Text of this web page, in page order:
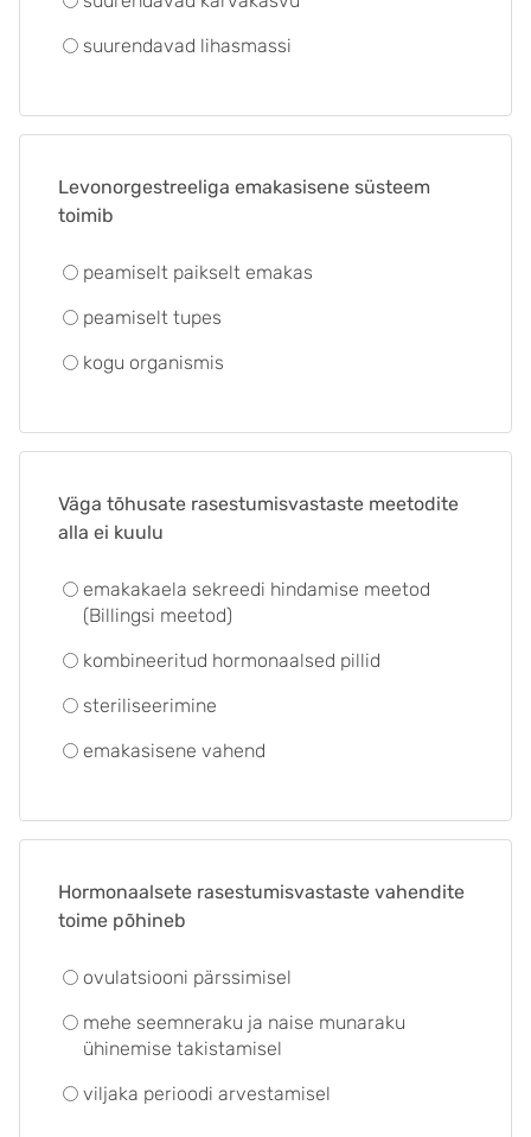
suurendavad lihasmassi
Levonorgestreeliga emakasisene süsteem
toimib
peamiselt paikselt emakas
peamiselt tupes
kogu organismis
Väga tõhusate rasestumisvastaste meetodite
alla ei kuulu
emakakaela sekreedi hindamise meetod
(Billingsi meetod)
kombineeritud hormonaalsed pillid
steriliseerimine
emakasisene vahend
Hormonaalsete rasestumisvastaste vahendite
toime põhineb
ovulatsiooni pärssimisel
mehe seemneraku ja naise munaraku
ühinemise takistamisel
viljaka perioodi arvestamisel